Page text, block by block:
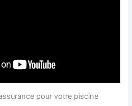
pour votre piscine